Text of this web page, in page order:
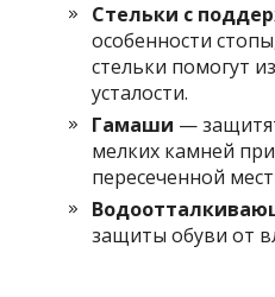
Стельки с
особенности
стельки помогут
усталости.
Гамаши —
мелких камней
пересеченной
защиты обуви от